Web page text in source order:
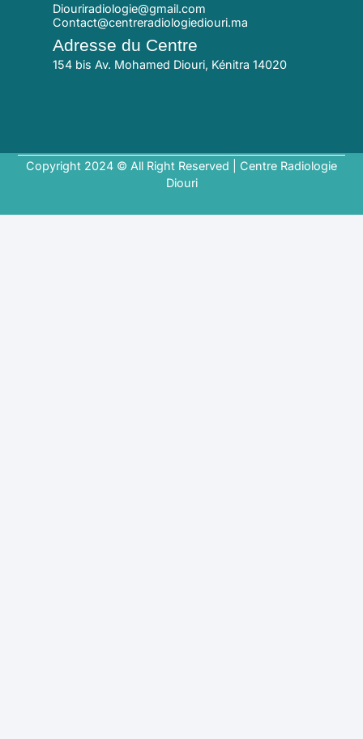
Diouriradiologie@gmail.com
Contact@centreradiologiediouri.ma
Adresse du Centre
154 bis Av. Mohamed Diouri, Kénitra 14020
Copyright 2024 © All Right Reserved | Centre Radiologie
Diouri